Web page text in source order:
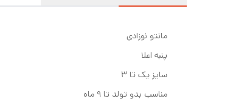
مانتو نوزادی
پنبه اعلا
سایز یک تا ۳
مناسب بدو تولد تا ۹ ماه